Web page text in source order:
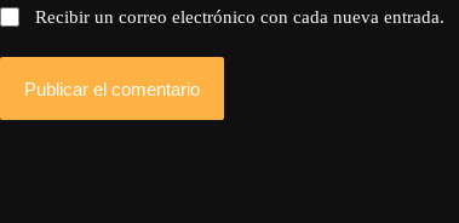
Recibir un correo electrónico con cada nueva entrada.
Publicar el comentario